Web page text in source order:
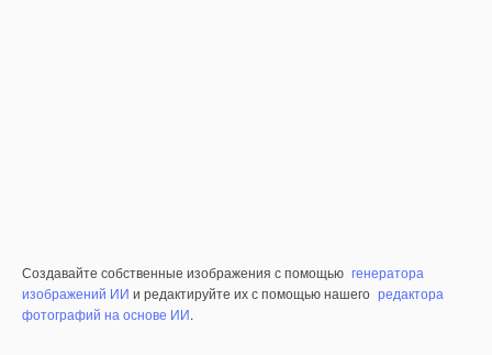
Создавайте собственные изображения с помощью генератора
изображений ИИ и редактируйте их с помощью нашего редактора
фотографий на основе ИИ.